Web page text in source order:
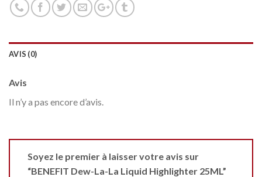
AVIS (0)
Avis
Il n’y a pas encore d’avis.
Soyez le premier à laisser votre avis sur
“BENEFIT Dew-La-La Liquid Highlighter 25ML”